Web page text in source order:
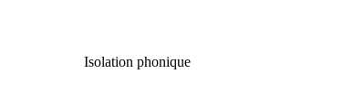
Isolation phonique